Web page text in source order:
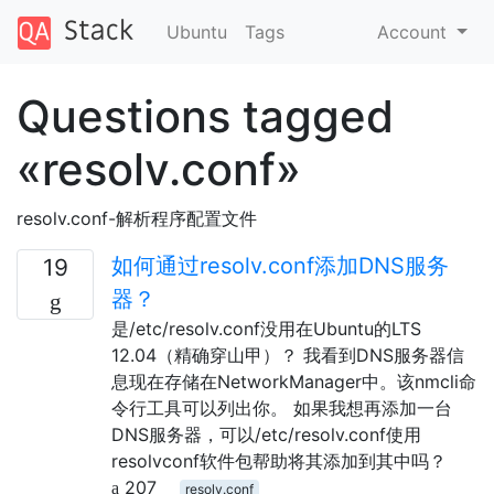
Ubuntu Tags Account
Questions tagged
«resolv.conf»
resolv.conf-解析程序配置文件
19
如何通过resolv.conf添加DNS服务
器？
是/etc/resolv.conf没用在Ubuntu的LTS
12.04（精确穿山甲）？ 我看到DNS服务器信
息现在存储在NetworkManager中。该nmcli命
令行工具可以列出你。 如果我想再添加一台
DNS服务器，可以/etc/resolv.conf使用
resolvconf软件包帮助将其添加到其中吗？
207
resolv.conf